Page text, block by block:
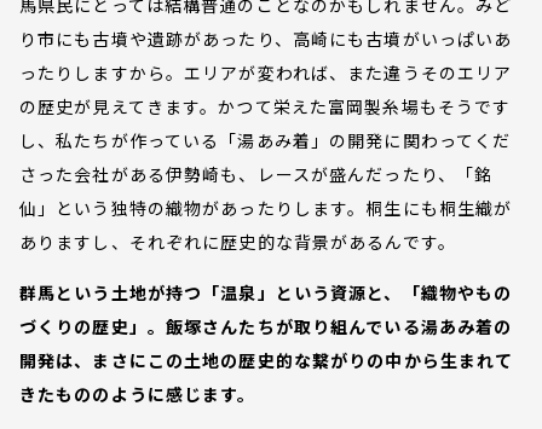
馬県民にとっては結構普通のことなのかもしれません。みど
り市にも古墳や遺跡があったり、高崎にも古墳がいっぱいあ
ったりしますから。エリアが変われば、また違うそのエリア
の歴史が見えてきます。かつて栄えた富岡製糸場もそうです
し、私たちが作っている「湯あみ着」の開発に関わってくだ
さった会社がある伊勢崎も、レースが盛んだったり、「銘
仙」という独特の織物があったりします。桐生にも桐生織が
ありますし、それぞれに歴史的な背景があるんです。
群馬という土地が持つ「温泉」という資源と、「織物やもの
づくりの歴史」。飯塚さんたちが取り組んでいる湯あみ着の
開発は、まさにこの土地の歴史的な繋がりの中から生まれて
きたもののように感じます。